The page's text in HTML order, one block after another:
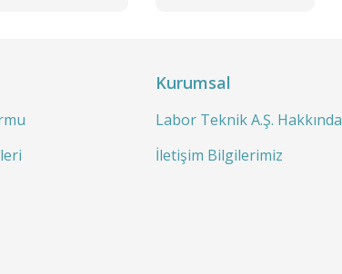
Kurumsal
Labor Teknik A.Ş. Hakkında
İletişim Bilgilerimiz